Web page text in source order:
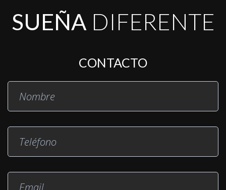
SUEÑA DIFERENTE
CONTACTO